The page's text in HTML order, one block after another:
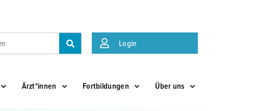
Suche
Login
Ärzt*innen Fortbildungen Über uns